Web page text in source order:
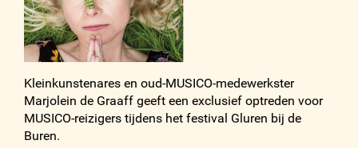
Kleinkunstenares en oud-MUSICO-medewerkster
Marjolein de Graaff geeft een exclusief optreden voor
MUSICO-reizigers tijdens het festival Gluren bij de
Buren.